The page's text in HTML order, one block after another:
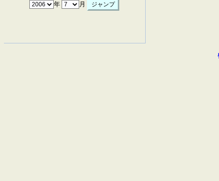
年 月